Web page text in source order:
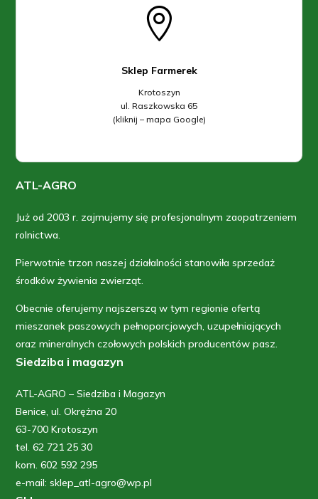

Sklep Farmerek
Krotoszyn
ul. Raszkowska 65
(kliknij – mapa Google)
ATL-AGRO
Już od 2003 r. zajmujemy się profesjonalnym zaopatrzeniem
rolnictwa.
Pierwotnie trzon naszej działalności stanowiła sprzedaż
środków żywienia zwierząt.
Obecnie oferujemy najszerszą w tym regionie ofertą
mieszanek paszowych pełnoporcjowych, uzupełniających
oraz mineralnych czołowych polskich producentów pasz.
Siedziba i magazyn
ATL-AGRO – Siedziba i Magazyn
Benice, ul. Okrężna 20
63-700 Krotoszyn
tel. 62 721 25 30
kom. 602 592 295
e-mail: sklep_atl-agro@wp.pl